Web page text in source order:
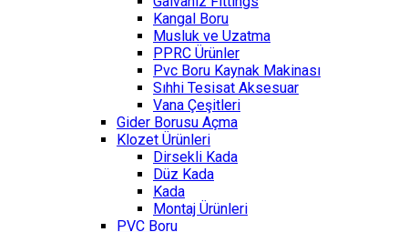
Kangal Boru
Musluk ve Uzatma
PPRC Ürünler
Pvc Boru Kaynak Makinası
Sıhhi Tesisat Aksesuar
Vana Çeşitleri
Gider Borusu Açma
Klozet Ürünleri
Dirsekli Kada
Düz Kada
Kada
Montaj Ürünleri
PVC Boru